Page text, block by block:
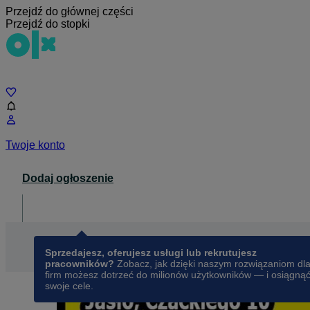
Przejdź do głównej części
Przejdź do stopki
Twoje konto
Dodaj ogłoszenie
Sprzedajesz, oferujesz usługi lub rekrutujesz
pracowników? Zobacz, jak dzięki naszym rozwiązaniom dla
firm możesz dotrzeć do milionów użytkowników — i osiągnąć
swoje cele.